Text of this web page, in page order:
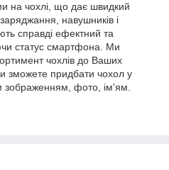
на чохлі, що дає швидкий
навушників і
справді ефектний та
статус смартфона. Ми
чохлів до Ваших
зможете придбати чохол у
зображенням, фото, ім'ям.